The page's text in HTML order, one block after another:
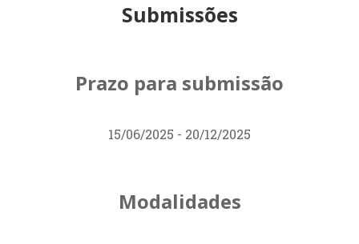
Submissões
Prazo para submissão
15/06/2025 - 20/12/2025
Modalidades